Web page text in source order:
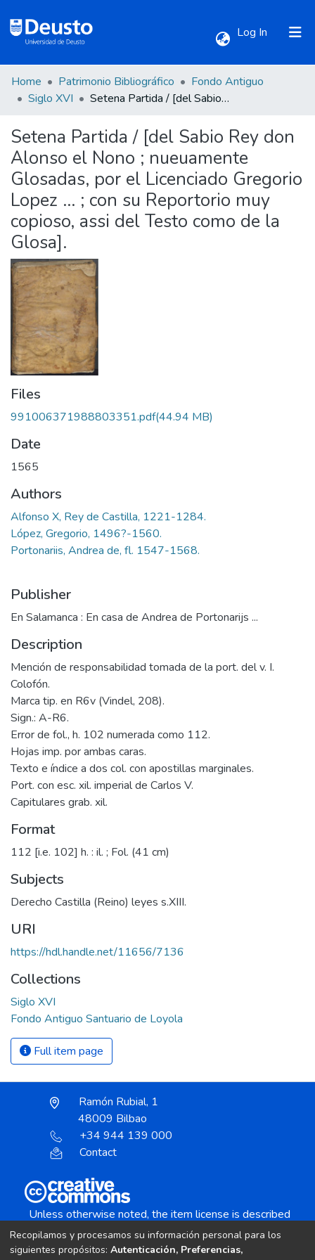
Log In (current)
Communities & Collections
All of DSpace
Statistics
Home Patrimonio Bibliográfico
Fondo Antiguo
Siglo XVI
Setena Partida / [del Sabio Rey don Alonso el Nono ; nueuamente Glosadas, por el Licenciado Gregorio Lopez ... ; con su Reportorio muy copioso, assi del Testo como de la Glosa].
Setena Partida / [del Sabio Rey don
Alonso el Nono ; nueuamente
Glosadas, por el Licenciado Gregorio
Lopez ... ; con su Reportorio muy
copioso, assi del Testo como de la
Glosa].
Files
991006371988803351.pdf(44.94 MB)
Date
1565
Authors
Alfonso X, Rey de Castilla, 1221-1284.
López, Gregorio, 1496?-1560.
Portonariis, Andrea de, fl. 1547-1568.
Publisher
En Salamanca : En casa de Andrea de Portonarijs ...
Description
Mención de responsabilidad tomada de la port. del v. I.
Colofón.
Marca tip. en R6v (Vindel, 208).
Sign.: A-R6.
Error de fol., h. 102 numerada como 112.
Hojas imp. por ambas caras.
Texto e índice a dos col. con apostillas marginales.
Port. con esc. xil. imperial de Carlos V.
Capitulares grab. xil.
Format
112 [i.e. 102] h. : il. ; Fol. (41 cm)
Subjects
Derecho Castilla (Reino) leyes s.XIII.
URI
https://hdl.handle.net/11656/7136
Collections
Siglo XVI
Fondo Antiguo Santuario de Loyola
Full item page
Ramón Rubial, 1
48009 Bilbao
+34 944 139 000
Contact
Unless otherwise noted, the item license is described
as:
Creative Commons Attribution-NonCommercial-
Recopilamos y procesamos su información personal para los
siguientes propósitos: Autenticación, Preferencias,